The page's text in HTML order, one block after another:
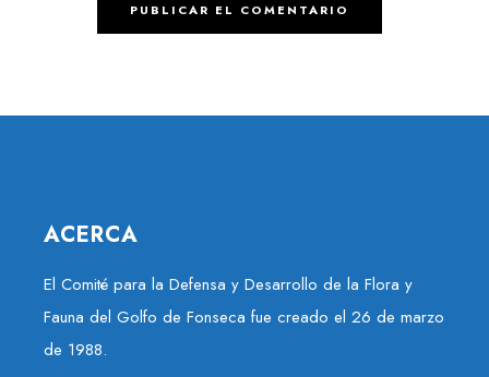
ACERCA
El Comité para la Defensa y Desarrollo de la Flora y
Fauna del Golfo de Fonseca fue creado el 26 de marzo
de 1988.